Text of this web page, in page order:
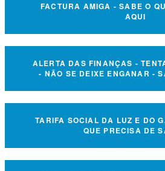
FACTURA AMIGA - SABE O
AQUI
ALERTA DAS FINANÇAS -
- NÃO SE DEIXE ENGANAR -
TARIFA SOCIAL DA LUZ E DO
QUE PRECISA DE